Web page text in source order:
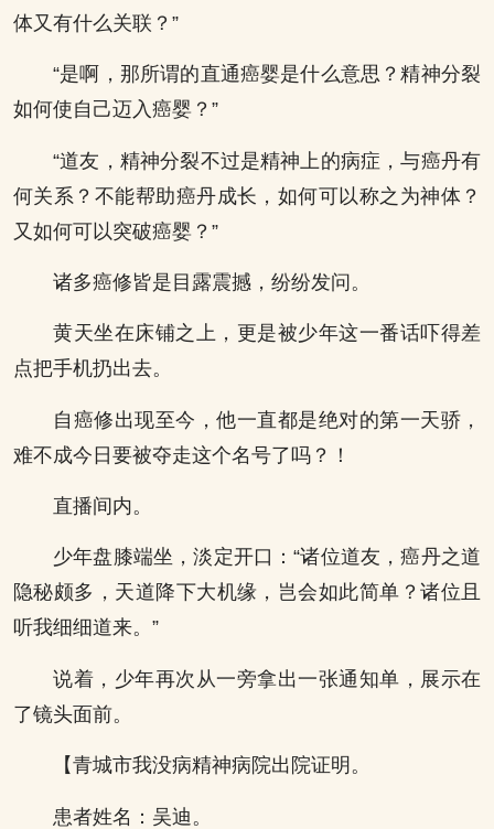
体又有什么关联？”
“是啊，那所谓的直通癌婴是什么意思？精神分裂
如何使自己迈入癌婴？”
“道友，精神分裂不过是精神上的病症，与癌丹有
何关系？不能帮助癌丹成长，如何可以称之为神体？
又如何可以突破癌婴？”
诸多癌修皆是目露震撼，纷纷发问。
黄天坐在床铺之上，更是被少年这一番话吓得差
点把手机扔出去。
自癌修出现至今，他一直都是绝对的第一天骄，
难不成今日要被夺走这个名号了吗？！
直播间内。
少年盘膝端坐，淡定开口：“诸位道友，癌丹之道
隐秘颇多，天道降下大机缘，岂会如此简单？诸位且
听我细细道来。”
说着，少年再次从一旁拿出一张通知单，展示在
了镜头面前。
【青城市我没病精神病院出院证明。
患者姓名：吴迪。